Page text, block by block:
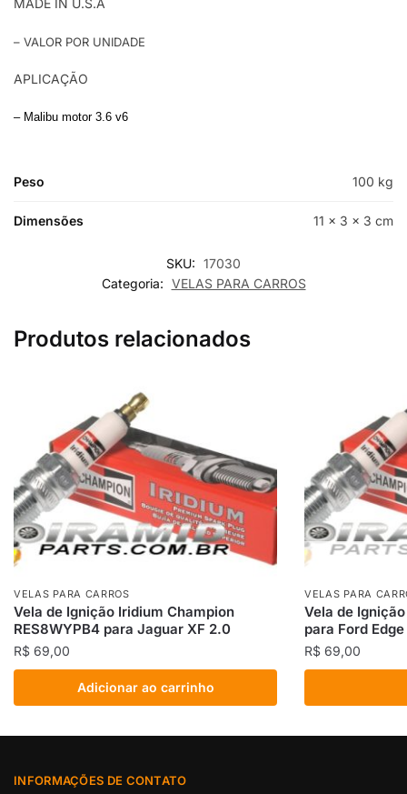
MADE IN U.S.A
– VALOR POR UNIDADE
APLICAÇÃO
– Malibu motor 3.6 v6
Peso 100 kg
Dimensões 11 × 3 × 3 cm
SKU: 17030
Categoria: VELAS PARA CARROS
Produtos relacionados
VELAS PARA CARROS
Vela de Ignição Iridium Champion
RES8WYPB4 para Jaguar XF 2.0
R$ 69,00
Adicionar ao carrinho
VELAS PARA
Vela de
para Ford
R$ 69,00
INFORMAÇÕES DE CONTATO